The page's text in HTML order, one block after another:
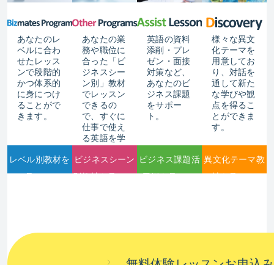
レベル別教材を
あなたのレ
ベルに合わ
せたレッス
ンで段階的
かつ体系的
に身につけ
ることがで
きます。
ビジネスシーン
あなたの業
務や職位に
合った「ビ
ジネスシー
ン別」教材
でレッスン
できるの
で、すぐに
仕事で使え
る英語を学
ビジネス課題活
英語の資料
添削・プレ
ゼン・面接
対策など、
あなたのビ
ジネス課題
をサポー
ト。
異文化テーマ教
様々な異文
化テーマを
用意してお
り、対話を
通して新た
な学びや観
点を得るこ
とができま
す。